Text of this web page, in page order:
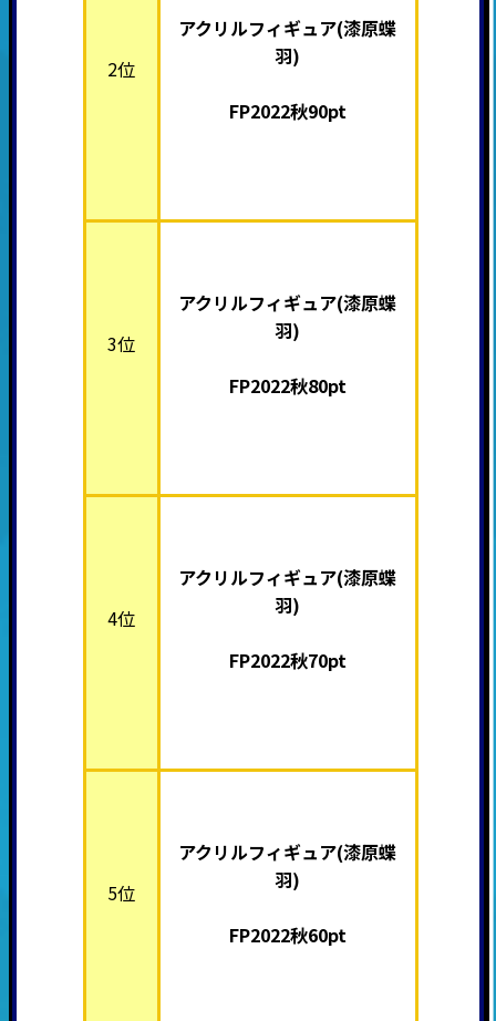
2位
アクリルフィギュア(漆原蝶
羽)
FP2022秋90pt
3位
アクリルフィギュア(漆原蝶
羽)
FP2022秋80pt
4位
アクリルフィギュア(漆原蝶
羽)
FP2022秋70pt
5位
アクリルフィギュア(漆原蝶
羽)
FP2022秋60pt